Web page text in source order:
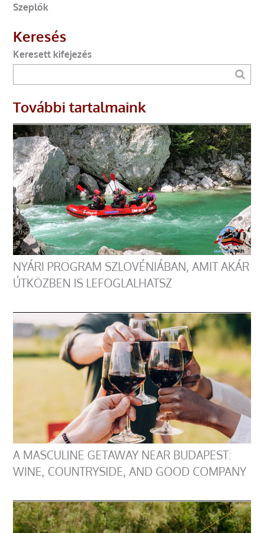
Szeplők
Keresés
Keresett kifejezés
További tartalmaink
NYÁRI PROGRAM SZLOVÉNIÁBAN, AMIT AKÁR
ÚTKÖZBEN IS LEFOGLALHATSZ
A MASCULINE GETAWAY NEAR BUDAPEST:
WINE, COUNTRYSIDE, AND GOOD COMPANY